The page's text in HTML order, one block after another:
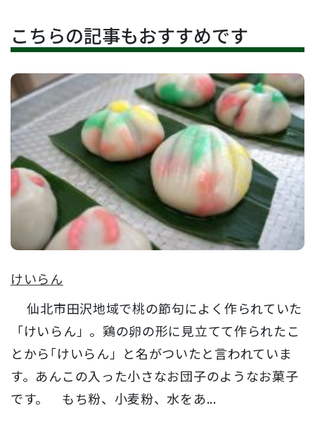
こちらの記事もおすすめです
けいらん
仙北市田沢地域で桃の節句によく作られていた
「けいらん」。鶏の卵の形に見立てて作られたこ
とから｢けいらん」と名がついたと言われていま
す。あんこの入った小さなお団子のようなお菓子
です。 もち粉、小麦粉、水をあ...